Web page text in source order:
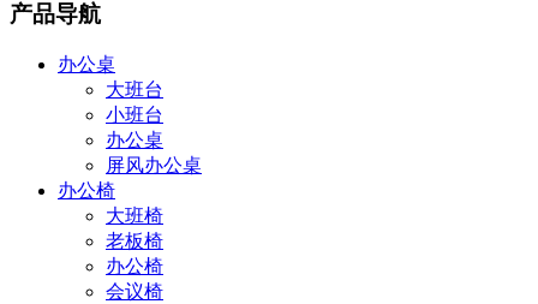
产品导航
办公桌
大班台
小班台
办公桌
屏风办公桌
办公椅
大班椅
老板椅
办公椅
会议椅